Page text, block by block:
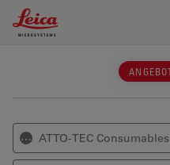
Leica Microsystems Logo
⋯ ATTO-TEC Consumables